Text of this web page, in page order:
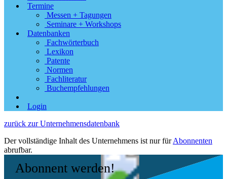
Termine
Messen + Tagungen
Seminare + Workshops
Datenbanken
Fachwörterbuch
Lexikon
Patente
Normen
Fachliteratur
Buchempfehlungen
Login
zurück zur Unternehmensdatenbank
Der vollständige Inhalt des Unternehmens ist nur fürAbonnenten
abrufbar.
Abonnent werden!